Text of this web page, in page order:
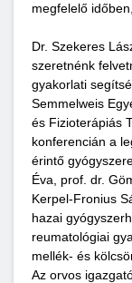
megfelelő
Dr. Szekeres
szeretnénk
gyakorlati
Semmelweis
és Fizioterápiás
konferencián a
érintő
Éva, prof. dr.
Kerpel-Fronius
hazai
reumatológiai
mellék- és
Az orvos